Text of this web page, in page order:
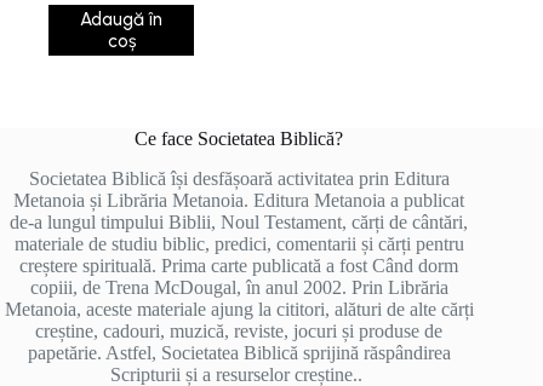
Adaugă în
coș
Ce face Societatea Biblică?
Societatea Biblică își desfășoară activitatea prin Editura
Metanoia și Librăria Metanoia. Editura Metanoia a publicat
de-a lungul timpului Biblii, Noul Testament, cărți de cântări,
materiale de studiu biblic, predici, comentarii și cărți pentru
creștere spirituală. Prima carte publicată a fost Când dorm
copiii, de Trena McDougal, în anul 2002. Prin Librăria
Metanoia, aceste materiale ajung la cititori, alături de alte cărți
creștine, cadouri, muzică, reviste, jocuri și produse de
papetărie. Astfel, Societatea Biblică sprijină răspândirea
Scripturii și a resurselor creștine..